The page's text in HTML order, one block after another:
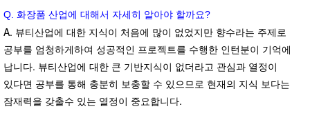
Q. 화장품 산업에 대해서 자세히 알아야 할까요?
A. 뷰티산업에 대한 지식이 처음에 많이 없었지만 향수라는 주제로
공부를 엄청하게하여 성공적인 프로젝트를 수행한 인턴분이 기억에
납니다. 뷰티산업에 대한 큰 기반지식이 없더라고 관심과 열정이
있다면 공부를 통해 충분히 보충할 수 있으므로 현재의 지식 보다는
잠재력을 갖출수 있는 열정이 중요합니다.